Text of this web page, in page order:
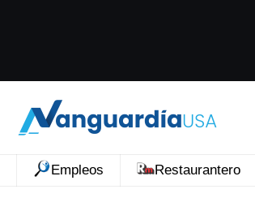
Empleos Restaurantero